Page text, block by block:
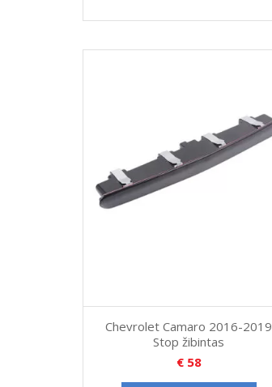
Chevrolet Camaro 2016-2019
Stop žibintas
€58